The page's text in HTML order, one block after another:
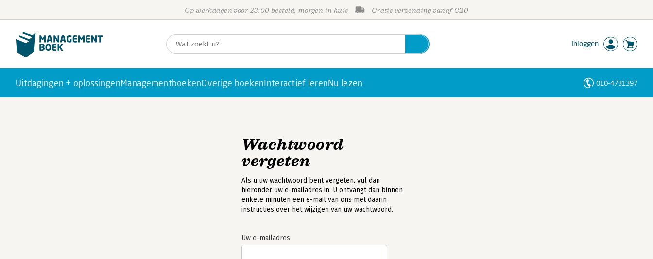
Op werkdagen voor 23:00 besteld, morgen in huis Gratis verzending vanaf €20
Inloggen
Uitdagingen + oplossingenManagementboekenOverige boekenInteractief lerenNu lezen 010-4731397
Wachtwoord
vergeten
Als u uw wachtwoord bent vergeten, vul dan
hieronder uw e-mailadres in. U ontvangt dan binnen
enkele minuten een e-mail van ons met daarin
instructies over het wijzigen van uw wachtwoord.
Uw e-mailadres
Personen